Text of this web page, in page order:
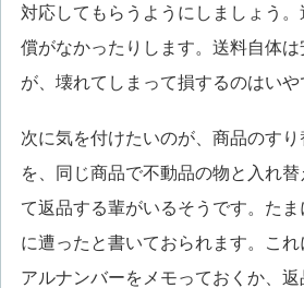
対応してもらうようにしましょう
償がなかったりします。送料自体
が、壊れてしまって損するのはいや
次に気を付けたいのが、商品のす
を、同じ商品で不動品の物と入れ
て返品する輩がいるそうです。た
に遭ったと書いておられます。これ
アルナンバーをメモっておくか、